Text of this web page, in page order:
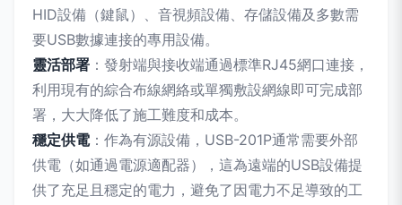
HID設備（鍵鼠）、音視頻設備、存儲設備及多數需
要USB數據連接的專用設備。
靈活部署 ：發射端與接收端通過標準RJ45網口連接，
利用現有的綜合布線網絡或單獨敷設網線即可完成部
署，大大降低了施工難度和成本。
穩定供電：作為有源設備，USB-201P通常需要外部
供電（如通過電源適配器），這為遠端的USB設備提
供了充足且穩定的電力，避免了因電力不足導致的工